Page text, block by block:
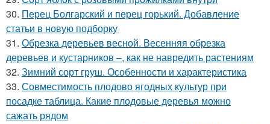
30. Перец Болгарский и перец горький. Добавление
статьи в новую подборку
31. Обрезка деревьев весной. Весенняя обрезка
деревьев и кустарников –, как не навредить растениям
32. Зимний сорт груш. Особенности и характеристика
33. Совместимость плодово ягодных культур при
посадке таблица. Какие плодовые деревья можно
сажать рядом